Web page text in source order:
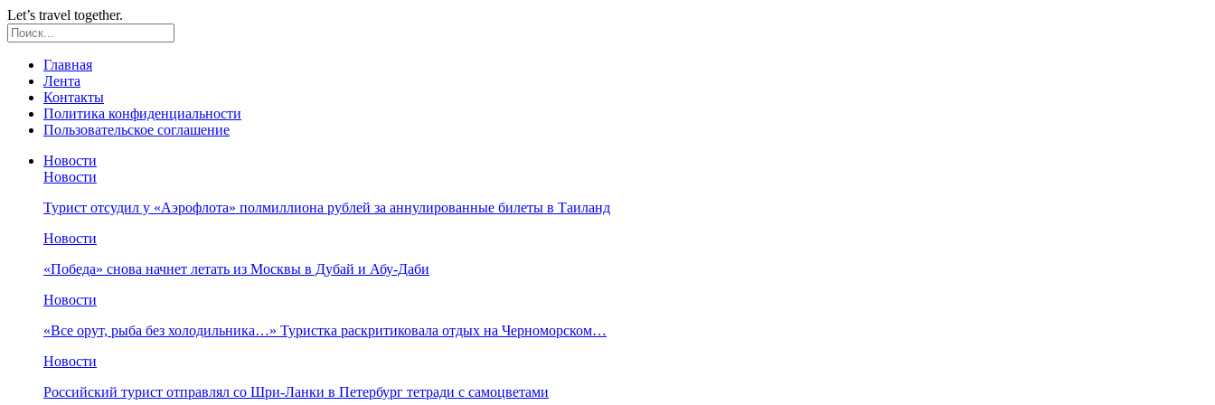
Let’s travel together.
Главная
Лента
Контакты
Политика конфиденциальности
Пользовательское соглашение
Новости
Новости
Турист отсудил у «Аэрофлота» полмиллиона рублей за аннулированные билеты в Таиланд
Новости
«Победа» снова начнет летать из Москвы в Дубай и Абу-Даби
Новости
«Все орут, рыба без холодильника…» Туристка раскритиковала отдых на Черноморском…
Новости
Российский турист отправлял со Шри-Ланки в Петербург тетради с самоцветами